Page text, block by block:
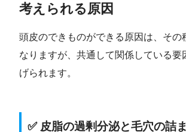
考えられる原因
頭皮のできものができる原因は、その
なりますが、共通して関係している要
げられます。
✅ 皮脂の過剰分泌と毛穴の詰